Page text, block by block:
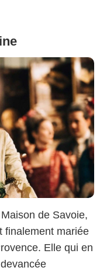
de Savoie,
finalement mariée
Elle qui en